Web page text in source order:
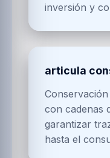
inversión y
articula
con cadenas
garantizar
hasta el